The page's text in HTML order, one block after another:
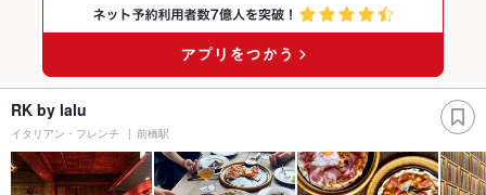
RK by lalu
イタリアン・フレンチ 前橋駅